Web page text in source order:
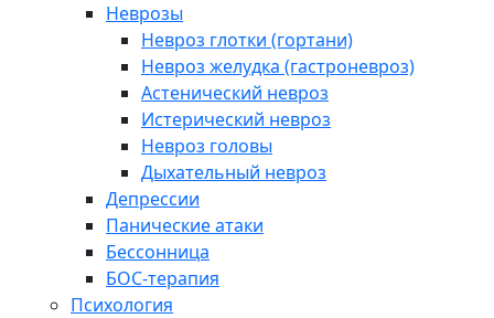
Неврозы
Невроз глотки (гортани)
Невроз желудка (гастроневроз)
Астенический невроз
Истерический невроз
Невроз головы
Дыхательный невроз
Депрессии
Панические атаки
Бессонница
БОС-терапия
Психология